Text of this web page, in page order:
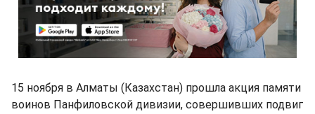
15 ноября в Алматы (Казахстан) прошла акция памяти
воинов Панфиловской дивизии, совершивших подвиг